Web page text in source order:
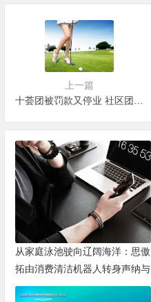
上一篇
从家庭泳池驶向辽阔海洋：思傲
拓由消费清洁机器人转身声纳与
海洋机器人赛道